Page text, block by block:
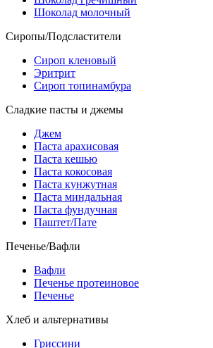
Шоколад молочный
Сиропы/Подсластители
Сироп кленовый
Эритрит
Сироп топинамбура
Сладкие пасты и джемы
Джем
Паста арахисовая
Паста кешью
Паста кокосовая
Паста кунжутная
Паста миндальная
Паста фундучная
Паштет/Пате
Печенье/Вафли
Вафли
Печенье протеиновое
Печенье
Хлеб и альтернативы
Гриссини